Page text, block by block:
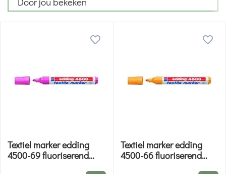
Textiel marker edding
4500-69 fluoriserend
Textiel marker edding
4500-66 fluoriserend